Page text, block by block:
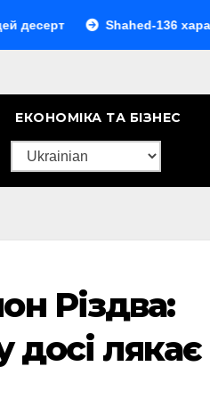
Shahed-136
ЕКОНОМІКА ТА БІЗНЕС
Різдва:
досі лякає